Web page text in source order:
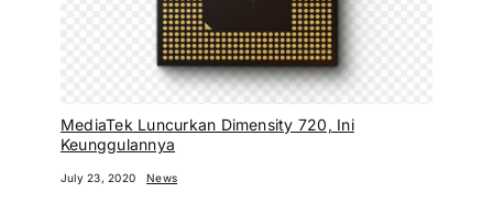
MediaTek Luncurkan Dimensity 720, Ini
Keunggulannya
July 23, 2020 News